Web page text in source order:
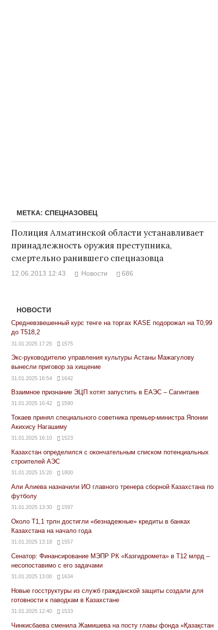
МЕТКА: СПЕЦНАЗОВЕЦ
Полиция Алматинской области устанавливает
принадлежность оружия преступника,
смертельно ранившего спецназовца
12.06.2013 12:43 Новости 686
НОВОСТИ
Средневзвешенный курс тенге на торгах KASE подорожал на Т0,99
до Т518,2
31.01.2025 17:25 1575
Экс-руководителю управления культуры Астаны Мажагулову
вынесли приговор за хищение
31.01.2025 16:54 1642
Взаимное признание ЭЦП хотят запустить в ЕАЭС – Сагинтаев
31.01.2025 16:42 1590
Токаев принял специального советника премьер-министра Японии
Акихису Нагашиму
31.01.2025 16:10 1523
Казахстан определился с окончательным списком потенциальных
строителей АЭС
31.01.2025 15:20 1800
Али Алиева назначили ИО главного тренера сборной Казахстана по
футболу
31.01.2025 13:30 1597
Около Т1,1 трлн достигли «безнадежные» кредиты в банках
Казахстана на начало года
31.01.2025 13:18 1557
Сенатор: Финансирование МЭПР РК «Казгидромета» в Т12 млрд –
несопоставимо с его задачами
31.01.2025 13:00 1634
Новые госструктуры из служб гражданской защиты создали для
готовности к паводкам в Казахстане
31.01.2025 12:40 1533
Чинкисбаева сменила Жамишева на посту главы фонда «Қазақстан